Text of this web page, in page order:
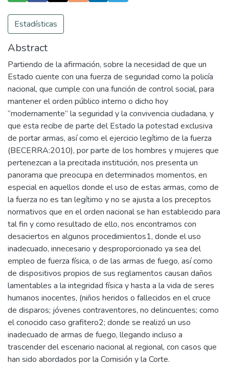
Estadísticas
Abstract
Partiendo de la afirmación, sobre la necesidad de que un
Estado cuente con una fuerza de seguridad como la policía
nacional, que cumple con una función de control social, para
mantener el orden público interno o dicho hoy
“modernamente” la seguridad y la convivencia ciudadana, y
que esta recibe de parte del Estado la potestad exclusiva
de portar armas, así como el ejercicio legítimo de la fuerza
(BECERRA:2010), por parte de los hombres y mujeres que
pertenezcan a la precitada institución, nos presenta un
panorama que preocupa en determinados momentos, en
especial en aquellos donde el uso de estas armas, como de
la fuerza no es tan legítimo y no se ajusta a los preceptos
normativos que en el orden nacional se han establecido para
tal fin y como resultado de ello, nos encontramos con
desaciertos en algunos procedimientos1, donde el uso
inadecuado, innecesario y desproporcionado ya sea del
empleo de fuerza física, o de las armas de fuego, así como
de dispositivos propios de sus reglamentos causan daños
lamentables a la integridad física y hasta a la vida de seres
humanos inocentes, (niños heridos o fallecidos en el cruce
de disparos; jóvenes contraventores, no delincuentes; como
el conocido caso grafitero2; donde se realizó un uso
inadecuado de armas de fuego, llegando incluso a
trascender del escenario nacional al regional, con casos que
han sido abordados por la Comisión y la Corte.